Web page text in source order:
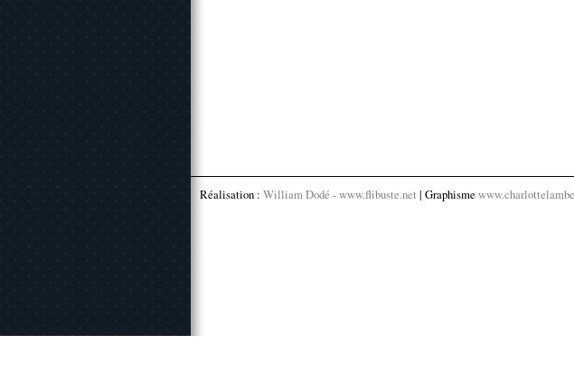
Réalisation : William Dodé - www.flibuste.net | Graphisme